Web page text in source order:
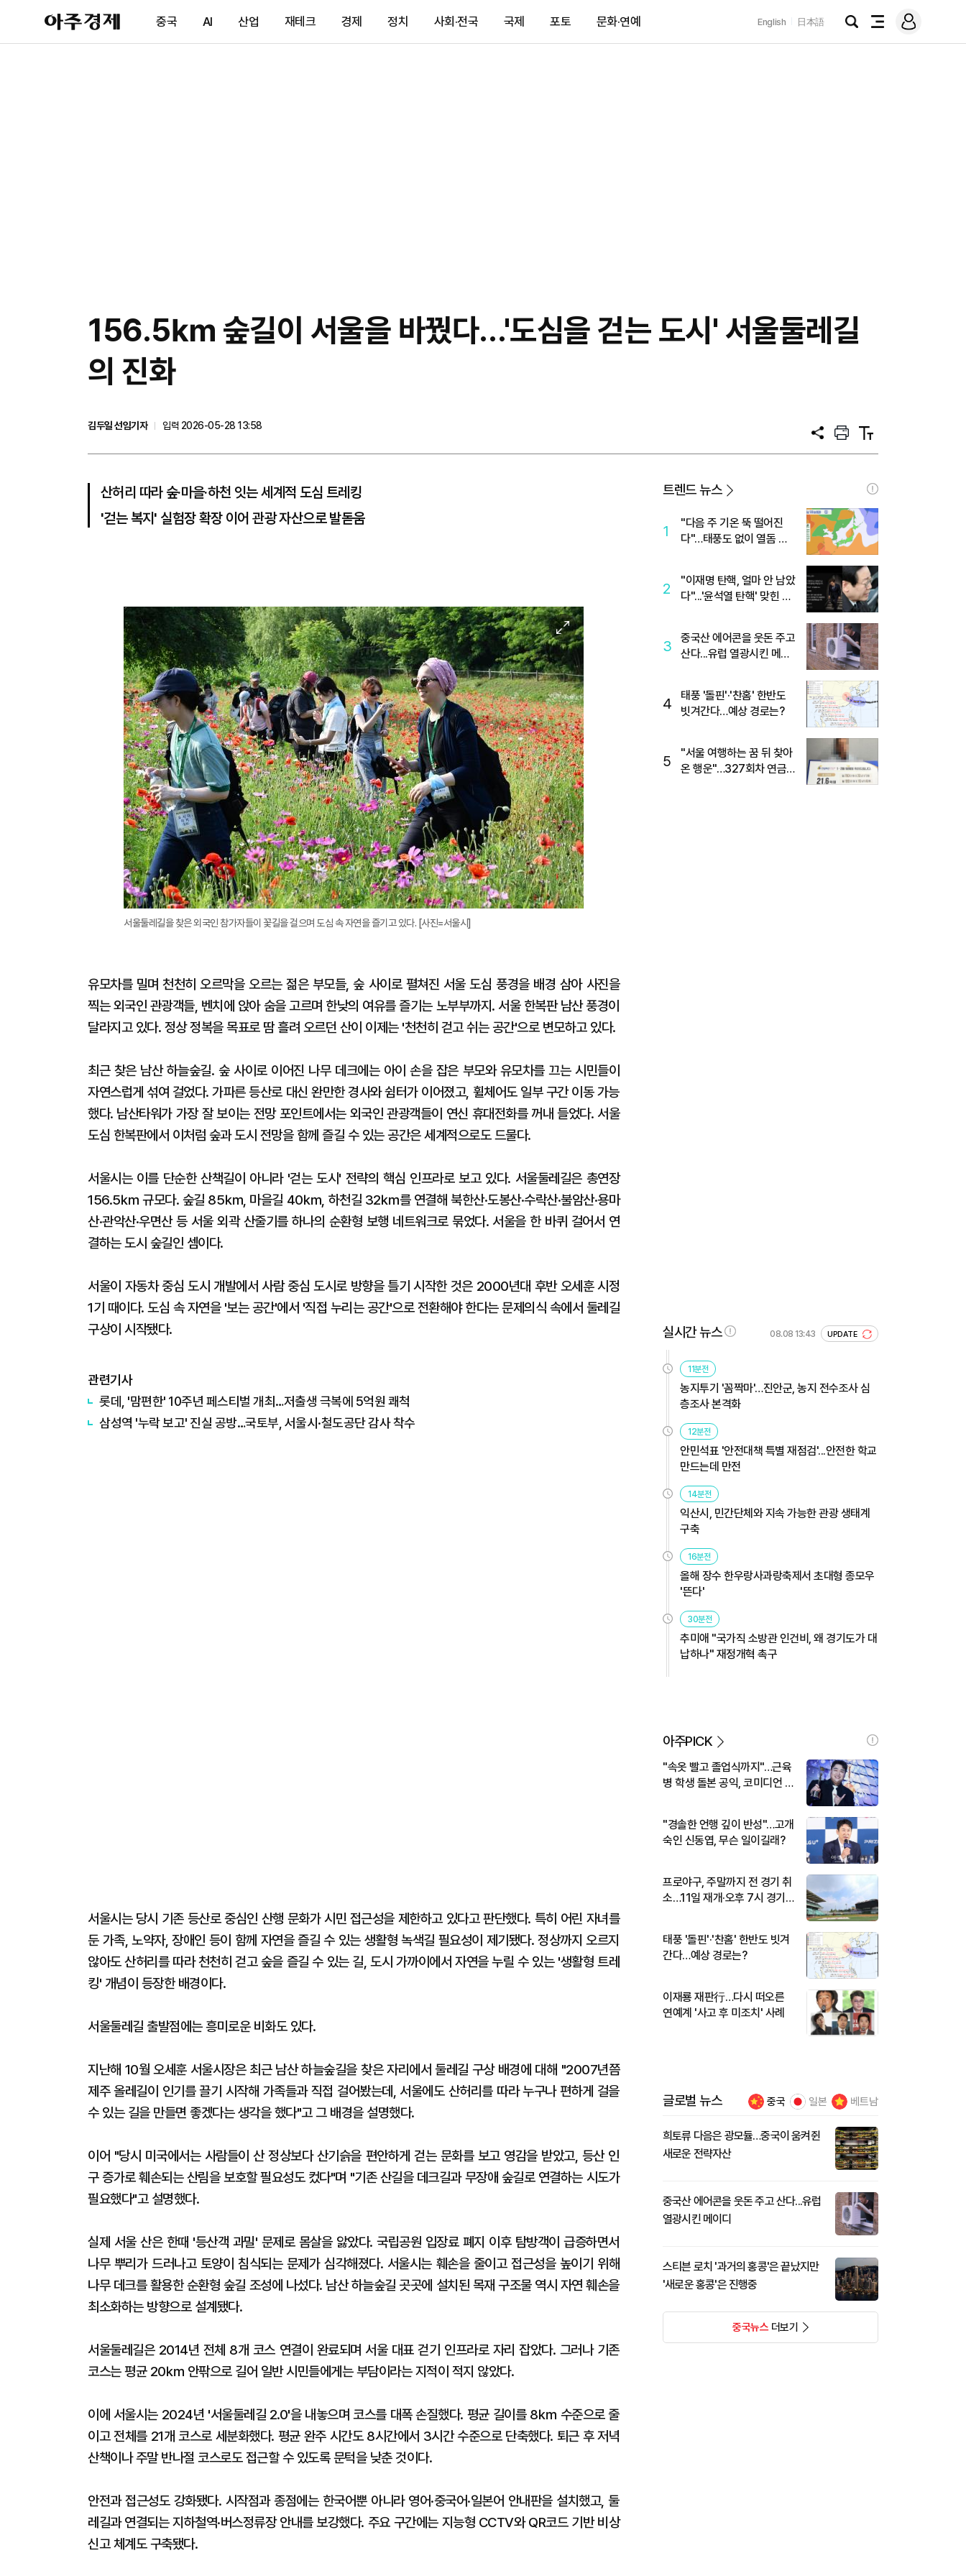
아
주
제
중국 AI 산업 재테크 경제 정치 사회·전국 국제 포토 문화·연예 English 日本語
검
전
메
그
156.5㎞ 숲길이 서울을 바꿨다…'도심을 걷는 도시' 서울둘레길
의 진화
김두일 선임기자
입력 2026-05-28 13:58
공
프
트
텍
트
산허리 따라 숲·마을·하천 잇는 세계적 도심 트레킹
'걷는 복지' 실험장 확장 이어 관광 자산으로 발돋움
이
미
지
확
대
서울둘레길을 찾은 외국인 참가자들이 꽃길을 걸으며 도심 속 자연을 즐기고 있다. [사진=서울시]
유모차를 밀며 천천히 오르막을 오르는 젊은 부모들, 숲 사이로 펼쳐진 서울 도심 풍경을 배경 삼아 사진을
찍는 외국인 관광객들, 벤치에 앉아 숨을 고르며 한낮의 여유를 즐기는 노부부까지. 서울 한복판 남산 풍경이
달라지고 있다. 정상 정복을 목표로 땀 흘려 오르던 산이 이제는 '천천히 걷고 쉬는 공간'으로 변모하고 있다.
최근 찾은 남산 하늘숲길. 숲 사이로 이어진 나무 데크에는 아이 손을 잡은 부모와 유모차를 끄는 시민들이
자연스럽게 섞여 걸었다. 가파른 등산로 대신 완만한 경사와 쉼터가 이어졌고, 휠체어도 일부 구간 이동 가능
했다. 남산타워가 가장 잘 보이는 전망 포인트에서는 외국인 관광객들이 연신 휴대전화를 꺼내 들었다. 서울
도심 한복판에서 이처럼 숲과 도시 전망을 함께 즐길 수 있는 공간은 세계적으로도 드물다.
서울시는 이를 단순한 산책길이 아니라 '걷는 도시' 전략의 핵심 인프라로 보고 있다. 서울둘레길은 총연장
156.5㎞ 규모다. 숲길 85㎞, 마을길 40㎞, 하천길 32㎞를 연결해 북한산·도봉산·수락산·불암산·용마
산·관악산·우면산 등 서울 외곽 산줄기를 하나의 순환형 보행 네트워크로 묶었다. 서울을 한 바퀴 걸어서 연
결하는 도시 숲길인 셈이다.
서울이 자동차 중심 도시 개발에서 사람 중심 도시로 방향을 틀기 시작한 것은 2000년대 후반 오세훈 시정
1기 때이다. 도심 속 자연을 '보는 공간'에서 '직접 누리는 공간'으로 전환해야 한다는 문제의식 속에서 둘레길
구상이 시작됐다.
관련기사
롯데, '맘편한' 10주년 페스티벌 개최…저출생 극복에 5억원 쾌척
삼성역 '누락 보고' 진실 공방…국토부, 서울시·철도공단 감사 착수
서울시는 당시 기존 등산로 중심인 산행 문화가 시민 접근성을 제한하고 있다고 판단했다. 특히 어린 자녀를
둔 가족, 노약자, 장애인 등이 함께 자연을 즐길 수 있는 생활형 녹색길 필요성이 제기됐다. 정상까지 오르지
않아도 산허리를 따라 천천히 걷고 숲을 즐길 수 있는 길, 도시 가까이에서 자연을 누릴 수 있는 '생활형 트레
킹' 개념이 등장한 배경이다.
서울둘레길 출발점에는 흥미로운 비화도 있다.
지난해 10월 오세훈 서울시장은 최근 남산 하늘숲길을 찾은 자리에서 둘레길 구상 배경에 대해 "2007년쯤
제주 올레길이 인기를 끌기 시작해 가족들과 직접 걸어봤는데, 서울에도 산허리를 따라 누구나 편하게 걸을
수 있는 길을 만들면 좋겠다는 생각을 했다"고 그 배경을 설명했다.
이어 "당시 미국에서는 사람들이 산 정상보다 산기슭을 편안하게 걷는 문화를 보고 영감을 받았고, 등산 인
구 증가로 훼손되는 산림을 보호할 필요성도 컸다"며 "기존 산길을 데크길과 무장애 숲길로 연결하는 시도가
필요했다"고 설명했다.
실제 서울 산은 한때 '등산객 과밀' 문제로 몸살을 앓았다. 국립공원 입장료 폐지 이후 탐방객이 급증하면서
나무 뿌리가 드러나고 토양이 침식되는 문제가 심각해졌다. 서울시는 훼손을 줄이고 접근성을 높이기 위해
나무 데크를 활용한 순환형 숲길 조성에 나섰다. 남산 하늘숲길 곳곳에 설치된 목재 구조물 역시 자연 훼손을
최소화하는 방향으로 설계됐다.
서울둘레길은 2014년 전체 8개 코스 연결이 완료되며 서울 대표 걷기 인프라로 자리 잡았다. 그러나 기존
코스는 평균 20㎞ 안팎으로 길어 일반 시민들에게는 부담이라는 지적이 적지 않았다.
이에 서울시는 2024년 '서울둘레길 2.0'을 내놓으며 코스를 대폭 손질했다. 평균 길이를 8㎞ 수준으로 줄
이고 전체를 21개 코스로 세분화했다. 평균 완주 시간도 8시간에서 3시간 수준으로 단축했다. 퇴근 후 저녁
산책이나 주말 반나절 코스로도 접근할 수 있도록 문턱을 낮춘 것이다.
안전과 접근성도 강화됐다. 시작점과 종점에는 한국어뿐 아니라 영어·중국어·일본어 안내판을 설치했고, 둘
레길과 연결되는 지하철역·버스정류장 안내를 보강했다. 주요 구간에는 지능형 CCTV와 QR코드 기반 비상
신고 체계도 구축됐다.
트렌드 뉴스
1
"다음 주 기온 뚝 떨어진
다"…태풍도 없이 열돔 박
2
"이재명 탄핵, 얼마 안 남았
다"...'윤석열 탄핵' 맞힌 무
3
중국산 에어콘을 웃돈 주고
산다...유럽 열광시킨 메이
4
태풍 '돌핀'·'찬홈' 한반도
빗겨간다…예상 경로는?
5
"서울 여행하는 꿈 뒤 찾아
온 행운"…327회차 연금
실시간 뉴스 08.08 13:43 UPDATE
11분전
농지투기 '꼼짝마'…진안군, 농지 전수조사 심
층조사 본격화
12분전
안민석표 '안전대책 특별 재점검'...안전한 학교
만드는데 만전
14분전
익산시, 민간단체와 지속 가능한 관광 생태계
구축
16분전
올해 장수 한우랑사과랑축제서 초대형 종모우
'뜬다'
30분전
추미애 "국가직 소방관 인건비, 왜 경기도가 대
납하나" 재정개혁 촉구
아주PICK
"속옷 빨고 졸업식까지"…근육
병 학생 돌본 공익, 코미디언 김
"경솔한 언행 깊이 반성"…고개
숙인 신동엽, 무슨 일이길래?
프로야구, 주말까지 전 경기 취
소…11일 재개·오후 7시 경기
태풍 '돌핀'·'찬홈' 한반도 빗겨
간다…예상 경로는?
이재룡 재판行…다시 떠오른
연예계 '사고 후 미조치' 사례
글로벌 뉴스 중국 일본 베트남
희토류 다음은 광모듈…중국이 움켜쥔
새로운 전략자산
중국산 에어콘을 웃돈 주고 산다...유럽
열광시킨 메이디
스티븐 로치 '과거의 홍콩'은 끝났지만
'새로운 홍콩'은 진행중
중국뉴스더보기